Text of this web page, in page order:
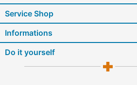
Service Shop
Informations
Do it yourself